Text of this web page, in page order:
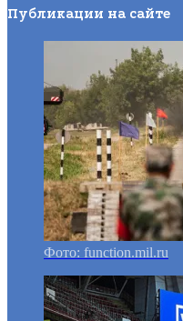
Публикации на сайте
Фото: function.mil.ru